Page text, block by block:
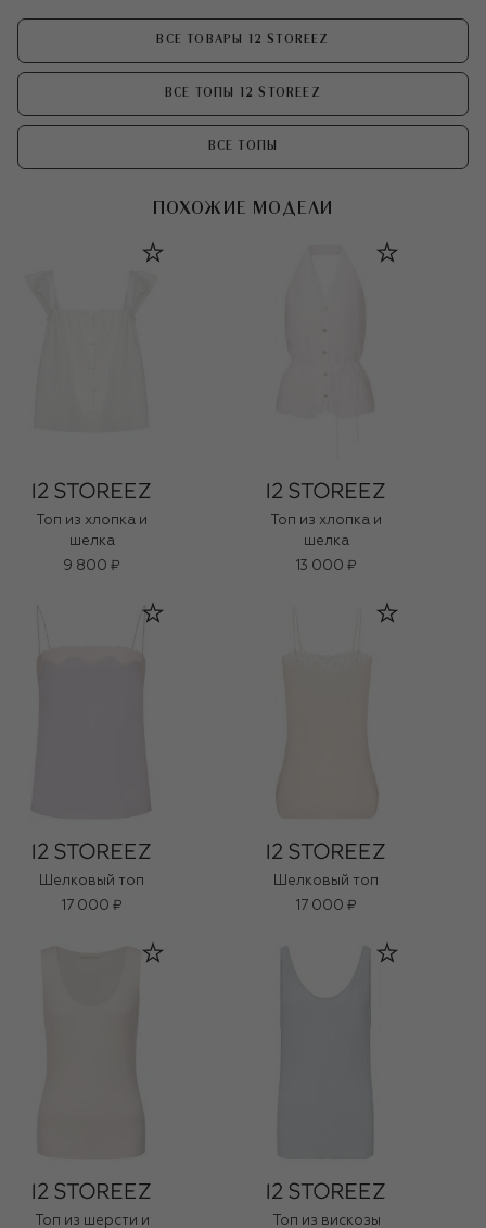
ВСЕ ТОВАРЫ 12 STOREEZ
ВСЕ ТОПЫ 12 STOREEZ
ВСЕ ТОПЫ
ПОХОЖИЕ МОДЕЛИ
Топ из хлопка и
шелка
9 800 ₽
Топ из хлопка и
шелка
13 000 ₽
Шелковый топ
17 000 ₽
Шелковый топ
17 000 ₽
Топ из шерсти и Топ из вискозы